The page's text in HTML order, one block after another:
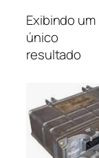
Exibindo um
único
resultado